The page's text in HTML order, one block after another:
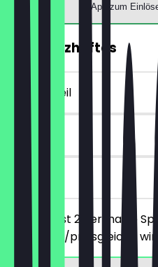
App zum
2für1 Herzhaftes
~€ 7 Vorteil
14 Tage
vor Ort
Du bestellst 2 herzhafte
günstigere/preisgleiche